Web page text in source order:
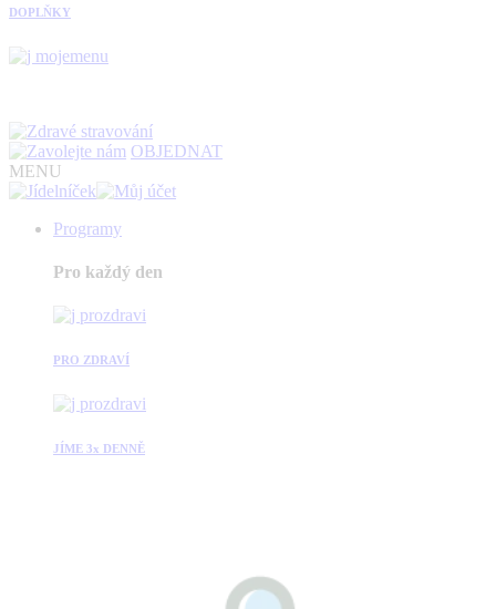
DOPLŇKY
OBJEDNAT
MENU
Programy
Pro každý den
PRO ZDRAVÍ
JÍME 3x DENNĚ